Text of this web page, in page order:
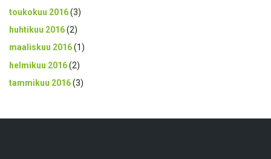
toukokuu 2016(3)
huhtikuu 2016(2)
maaliskuu 2016(1)
helmikuu 2016(2)
tammikuu 2016(3)